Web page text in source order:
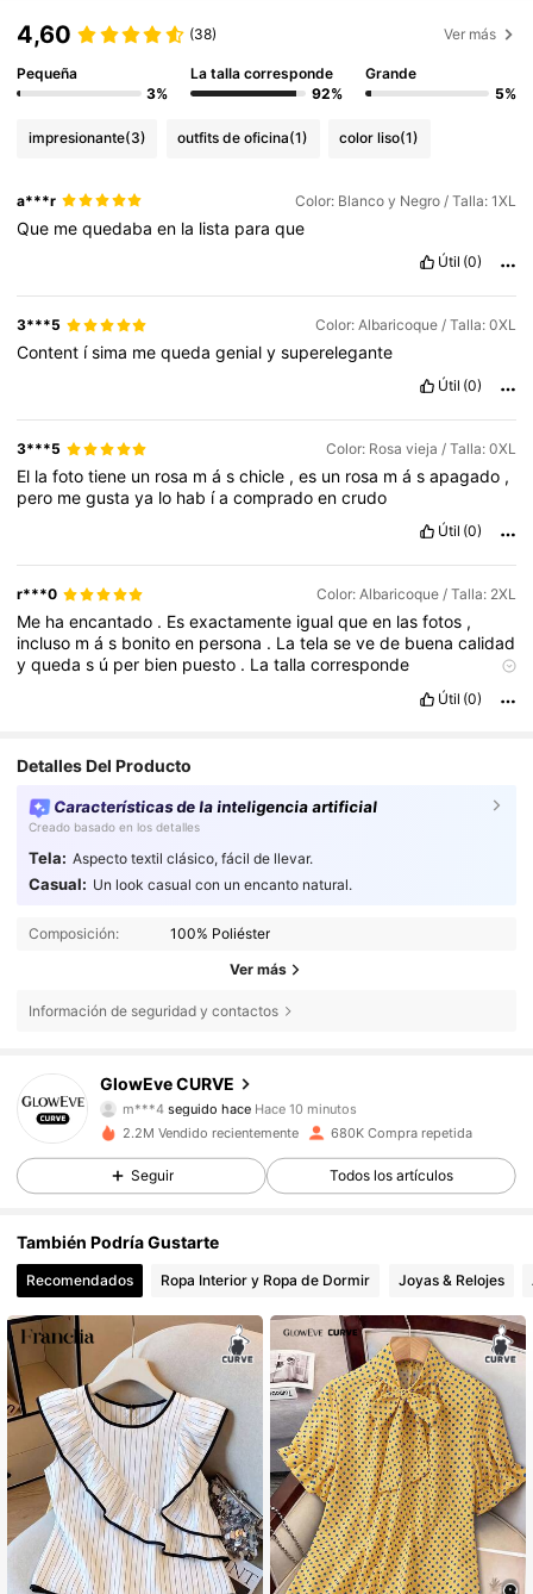
4,60 (38) Ver más
Pequeña
3%
La talla corresponde
92%
Grande
5%
impresionante(3) outfits de oficina(1) color liso(1)
a***r Color: Blanco y Negro / Talla: 1XL
Que mequedabaen la lista paraque
Útil (0)
3***5 Color: Albaricoque / Talla: 0XL
Content ísima mequedagenialysuperelegante
Útil (0)
3***5 Color: Rosa vieja / Talla: 0XL
El lafototiene un rosa máschicle ,es un rosa másapagado ,
pero megustaya lo hab íacompradoencrudo
Útil (0)
r***0 Color: Albaricoque / Talla: 2XL
Me haencantado . Esexactamente igualqueen lasfotos ,
incluso más bonitoen persona . Latelasevede buenacalidad
yquedas ú per bien puesto . Latallacorresponde
ideal
comprar
Útil (0)
Detalles Del Producto
Características de la inteligencia artificial
Creado basado en los detalles
Tela: Aspecto textil clásico, fácil de llevar.
Casual: Un look casual con un encanto natural.
Composición: 100% Poliéster
Ver más
Información de seguridad y contactos
GlowEve CURVE
m***4seguido hace
m***lestá navegando
4,68
301K Seguidores
4,68 301K Seguidores
301K Seguidores
4,68 301K Seguidores
4,68 301K Seguidores
2.2M Vendido recientemente 680K Compra repetida
Seguir Todos los artículos
También Podría Gustarte
Recomendados Ropa Interior y Ropa de Dormir Joyas & Relojes